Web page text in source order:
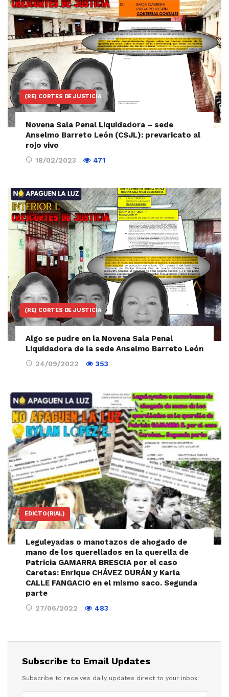
(RE) CORTES DE JUSTICIA
Novena Sala Penal Liquidadora – sede
Anselmo Barreto León (CSJL): prevaricato al
rojo vivo
18/02/2023 471
(RE) CORTES DE JUSTICIA
Algo se pudre en la Novena Sala Penal
Liquidadora de la sede Anselmo Barreto León
24/09/2022 353
EDICTO(RIAL)
Leguleyadas o manotazos de ahogado de
mano de los querellados en la querella de
Patricia GAMARRA BRESCIA por el caso
Caretas: Enrique CHÁVEZ DURÁN y Karla
CALLE FANGACIO en el mismo saco. Segunda
parte
27/06/2022 483
Subscribe to Email Updates
Subscribe to receives daily updates direct to your inbox!